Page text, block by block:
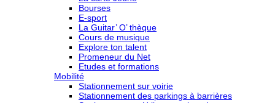
Bourses
E-sport
La Guitar’ O’ thèque
Cours de musique
Explore ton talent
Promeneur du Net
Etudes et formations
Mobilité
Stationnement sur voirie
Stationnement des parkings à barrières